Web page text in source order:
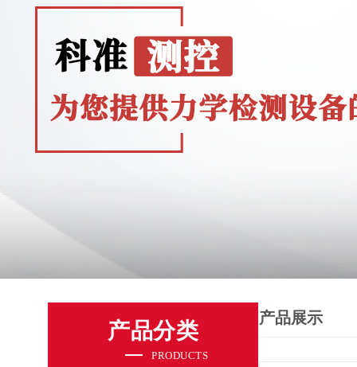
产品分类
PRODUCTS
产品展示